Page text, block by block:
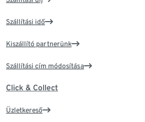
Szállítási idő
Kiszállító partnerünk
Szállítási cím módosítása
Click & Collect
Üzletkereső